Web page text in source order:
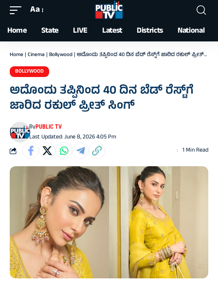
Font
Resizer
Aa
Home State LIVE Latest Districts National
Home | Cinema | Bollywood | ಅದೊಂದು ತಪ್ಪಿನಿಂದ 40 ದಿನ ಬೆಡ್‌ ರೆಸ್ಟ್‌ಗೆ ಜಾರಿದ ರಕುಲ್ ಪ್ರೀತ್ ಸಿಂಗ್‌
BOLLYWOOD
ಅದೊಂದು ತಪ್ಪಿನಿಂದ 40 ದಿನ ಬೆಡ್‌ ರೆಸ್ಟ್‌ಗೆ
ಜಾರಿದ ರಕುಲ್ ಪ್ರೀತ್ ಸಿಂಗ್‌
Last Updated: June 8, 2026 4:05 Pm
ByPUBLIC TV
1 Min Read